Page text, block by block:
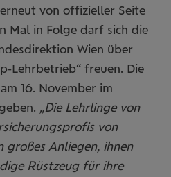
von offizieller Seite
Mal in Folge darf sich die
Wien über
Lehrbetrieb“ freuen. Die
16. November im
„Die Lehrlinge von
von
großes Anliegen, ihnen
Rüstzeug für ihre